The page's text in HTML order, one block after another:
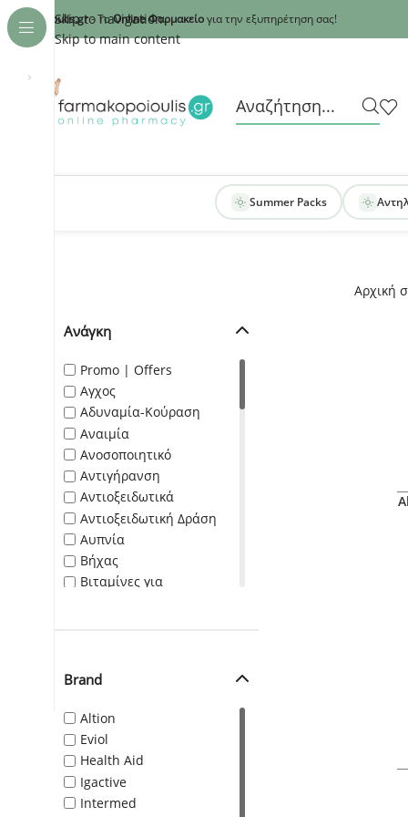
Skip to navigation
Skip to main content
›
- ΤοOnline Φαρμακείογια την εξυπηρέτηση σας!
Summer Packs
Ανάγκη
Promo | Offers
Αγχος
Αδυναμία-Κούραση
Αναιμία
Ανοσοποιητικό
Αντιγήρανση
Αντιοξειδωτικά
Αντιοξειδωτική Δράση
Αυπνία
Βήχας
Βιταμίνες για
Βιταμίνες για τη
μνήμη
Γρίπη
Δερματολογικά
Ενέργεια - Τόνωση
Brand
Altion
Eviol
Health Aid
Igactive
Intermed
Αρχική